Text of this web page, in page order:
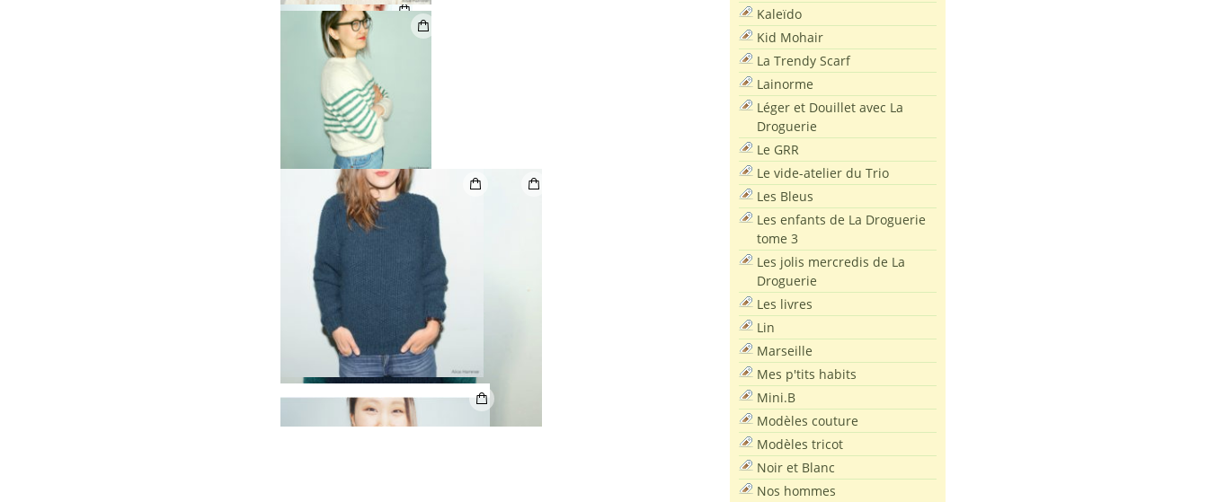
Kaleïdo
Kid Mohair
La Trendy Scarf
Lainorme
Léger et Douillet avec La
Droguerie
Le GRR
Le vide-atelier du Trio
Les Bleus
Les enfants de La Droguerie
tome 3
Les jolis mercredis de La
Droguerie
Les livres
Lin
Marseille
Mes p'tits habits
Mini.B
Modèles couture
Modèles tricot
Noir et Blanc
Nos hommes